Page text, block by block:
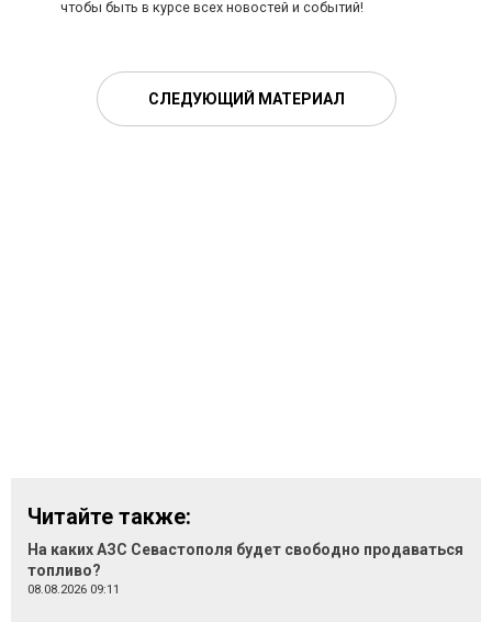
чтобы быть в курсе всех новостей и событий!
СЛЕДУЮЩИЙ МАТЕРИАЛ
Читайте также:
На каких АЗС Севастополя будет свободно продаваться
топливо?
08.08.2026 09:11